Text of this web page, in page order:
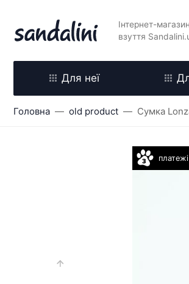
Інтернет-
взуття
Для неї
Головна old product Сумка
платежі